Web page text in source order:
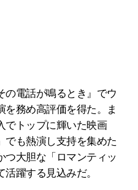
の電話が鳴るとき』でウ
を務め高評価を得た。ま
でトップに輝いた映画
でも熱演し支持を集めた
つ大胆な「ロマンティッ
躍する見込みだ。